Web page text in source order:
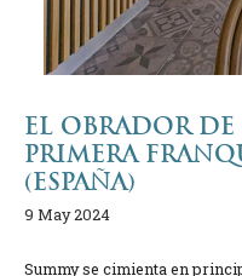
EL OBRADOR
PRIMERA
(ESPAÑA)
9 May 2024
Summy se cimienta en